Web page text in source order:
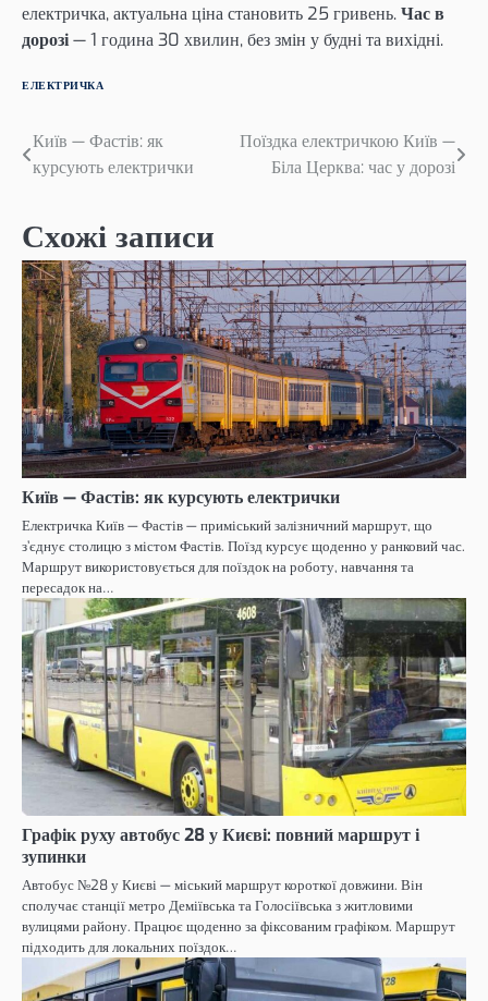
електричка, актуальна ціна становить 25 гривень.Час в
дорозі— 1 година 30 хвилин, без змін у будні та вихідні.
ЕЛЕКТРИЧКА
Навігація
записів
Київ — Фастів: як
курсують електрички
Поїздка електричкою Київ —
Біла Церква: час у дорозі
Схожі записи
Київ — Фастів: як курсують електрички
Електричка Київ — Фастів — приміський залізничний маршрут, що
з’єднує столицю з містом Фастів. Поїзд курсує щоденно у ранковий час.
Маршрут використовується для поїздок на роботу, навчання та
пересадок на…
Графік руху автобус 28 у Києві: повний маршрут і
зупинки
Автобус №28 у Києві — міський маршрут короткої довжини. Він
сполучає станції метро Деміївська та Голосіївська з житловими
вулицями району. Працює щоденно за фіксованим графіком. Маршрут
підходить для локальних поїздок…